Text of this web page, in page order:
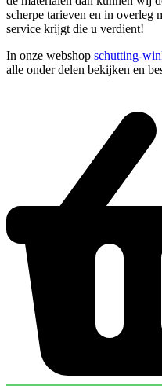
scherpe tarieven en in overleg
service krijgt die u verdient!
In onze webshop schutting-
alle onder delen bekijken en